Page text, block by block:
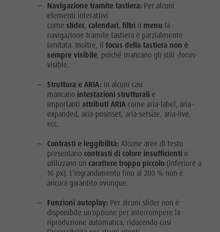
Navigazione tramite tastiera: Per alcuni
elementi interattivi
come slider, calendari, filtri o menu la
navigazione tramite tastiera è parzialmente
limitata. Inoltre, il focus della tastiera non è
sempre visibile, poiché mancano gli stili :focus-
visible.
Struttura e ARIA: In alcuni casi
mancano intestazioni strutturali e
importanti attributi ARIA come aria-label, aria-
expanded, aria-posinset, aria-setsize, aria-live,
ecc.
Contrasti e leggibilità: Alcune aree di testo
presentano contrasti di colore insufficienti o
utilizzano un carattere troppo piccolo (inferiore a
16 px). L’ingrandimento fino al 200 % non è
ancora garantito ovunque.
Funzioni autoplay: Per alcuni slider non è
disponibile un’opzione per interrompere la
riproduzione automatica, riducendo così